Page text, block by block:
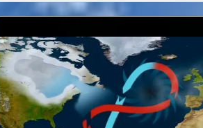
Posted
in